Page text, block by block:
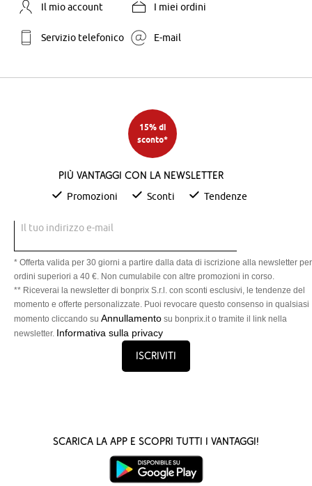
Il mio account I miei ordini
Servizio telefonico E-mail
15% di
sconto*
Più vantaggi con la newsletter
Promozioni Sconti Tendenze
Il tuo indirizzo e-mail
* Offerta valida per 30 giorni a partire dalla data di iscrizione alla newsletter per
ordini superiori a 40 €. Non cumulabile con altre promozioni in corso.
** Riceverai la newsletter di bonprix S.r.l. con sconti esclusivi, le tendenze del
momento e offerte personalizzate. Puoi revocare questo consenso in qualsiasi
momento cliccando su Annullamento su bonprix.it o tramite il link nella
newsletter. Informativa sulla privacy
Iscriviti
Scarica la App e scopri tutti i vantaggi!